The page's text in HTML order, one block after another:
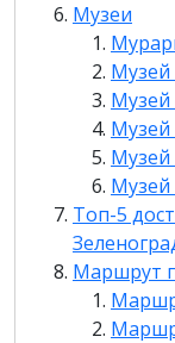
Музеи
Музей
Музей
Музей
Музей
Музей
Топ-5
Маршрут